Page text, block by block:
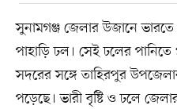
সুনামগঞ্জ জেলার উজানে ভারতে
পাহাড়ি ঢল। সেই ঢলের পানিতে
সদরের সঙ্গে তাহিরপুর
পড়েছে। ভারী বৃষ্টি ও ঢলে